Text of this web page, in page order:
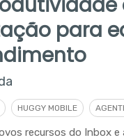
para
HUGGY MOBILE
recursos do Inbox e